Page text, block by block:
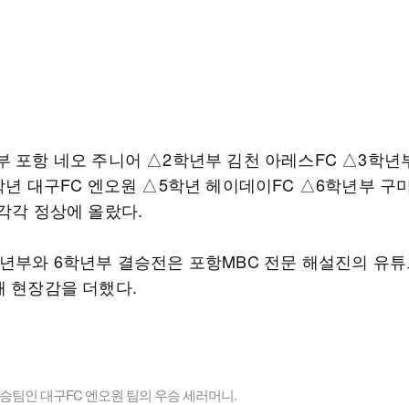
포항 네오 주니어 △2학년부 김천 아레스FC △3학년
대구FC 엔오원 △5학년 헤이데이FC △6학년부 구
각 정상에 올랐다.
부와 6학년부 결승전은 포항MBC 전문 해설진의 유
현장감을 더했다.
팀인 대구FC 엔오원 팀의 우승 세러머니.